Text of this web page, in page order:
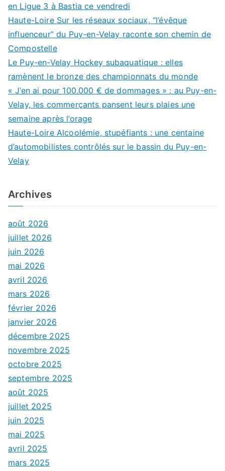
en Ligue 3 à Bastia ce vendredi
Haute-Loire Sur les réseaux sociaux, “l’évêque
influenceur” du Puy-en-Velay raconte son chemin de
Compostelle
Le Puy-en-Velay Hockey subaquatique : elles
ramènent le bronze des championnats du monde
« J’en ai pour 100.000 € de dommages » : au Puy-en-
Velay, les commerçants pansent leurs plaies une
semaine après l’orage
Haute-Loire Alcoolémie, stupéfiants : une centaine
d’automobilistes contrôlés sur le bassin du Puy-en-
Velay
Archives
août 2026
juillet 2026
juin 2026
mai 2026
avril 2026
mars 2026
février 2026
janvier 2026
décembre 2025
novembre 2025
octobre 2025
septembre 2025
août 2025
juillet 2025
juin 2025
mai 2025
avril 2025
mars 2025